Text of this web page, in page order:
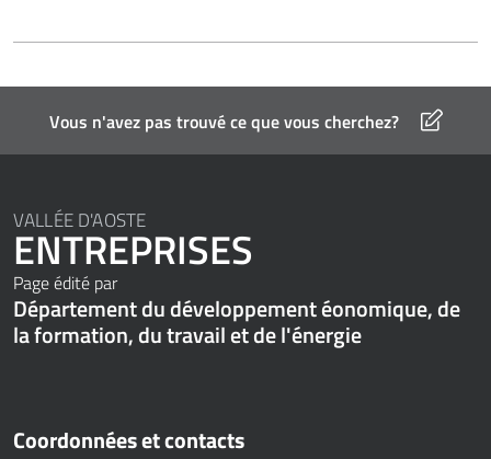
Vous n'avez pas trouvé ce que vous cherchez?
VALLÉE D'AOSTE
ENTREPRISES
Page édité par
Département du développement éonomique, de
la formation, du travail et de l'énergie
Coordonnées et contacts